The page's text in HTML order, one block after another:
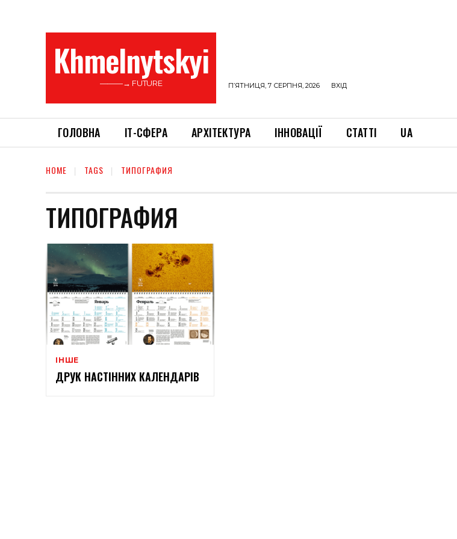
Khmelnytskyi
———→ FUTURE П’ЯТНИЦЯ, 7 СЕРПНЯ, 2026 ВХІД
ГОЛОВНА ІТ-СФЕРА АРХІТЕКТУРА ІННОВАЦІЇ СТАТТІ UA
HOME TAGS ТИПОГРАФИЯ
ТИПОГРАФИЯ
ІНШЕ
ДРУК НАСТІННИХ КАЛЕНДАРІВ